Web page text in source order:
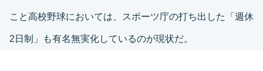
こと高校野球においては、スポーツ庁の打ち出した「週休
2日制」も有名無実化しているのが現状だ。